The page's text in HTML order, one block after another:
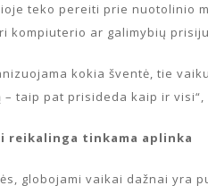
teko pereiti prie nuotolinio
kompiuterio ar galimybių
kokia šventė, tie
– taip pat prisideda kaip ir
tinkama aplinka
globojami vaikai dažnai yra